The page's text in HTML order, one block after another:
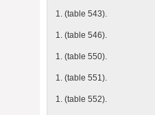
1. (table 543).
1. (table 546).
1. (table 550).
1. (table 551).
1. (table 552).